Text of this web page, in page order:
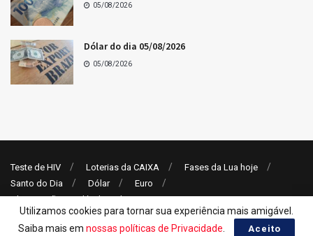
05/08/2026
Dólar do dia 05/08/2026
05/08/2026
Teste de HIV Loterias da CAIXA
Fases da Lua hoje
Santo do Dia
Dólar
Euro
Alimentação Saudável: 10 dicas
Utilizamos cookies para tornar sua experiência mais amigável.
Saiba mais em nossas políticas de Privacidade Aceito